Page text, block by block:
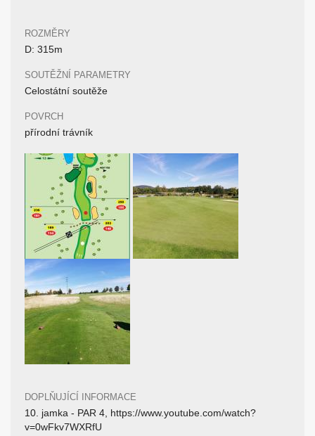
ROZMĚRY
D: 315m
SOUTĚŽNÍ PARAMETRY
Celostátní soutěže
POVRCH
přírodní trávník
DOPLŇUJÍCÍ INFORMACE
10. jamka - PAR 4, https://www.youtube.com/watch?
v=0wFkv7WXRfU